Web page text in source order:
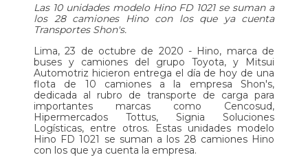
Las 10 unidades modelo Hino FD 1021 se suman a
los 28 camiones Hino con los que ya cuenta
Transportes Shon's.
Lima, 23 de octubre de 2020 - Hino, marca de
buses y camiones del grupo Toyota, y Mitsui
Automotriz hicieron entrega el día de hoy de una
flota de 10 camiones a la empresa Shon's,
dedicada al rubro de transporte de carga para
importantes marcas como Cencosud,
Hipermercados Tottus, Signia Soluciones
Logísticas, entre otros. Estas unidades modelo
Hino FD 1021 se suman a los 28 camiones Hino
con los que ya cuenta la empresa.